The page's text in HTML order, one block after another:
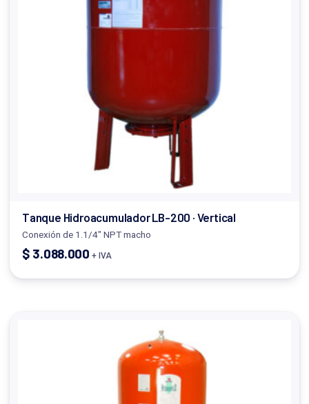
Tanque Hidroacumulador LB-200 · Vertical
Conexión de 1.1/4" NPT macho
$ 3.088.000 + IVA